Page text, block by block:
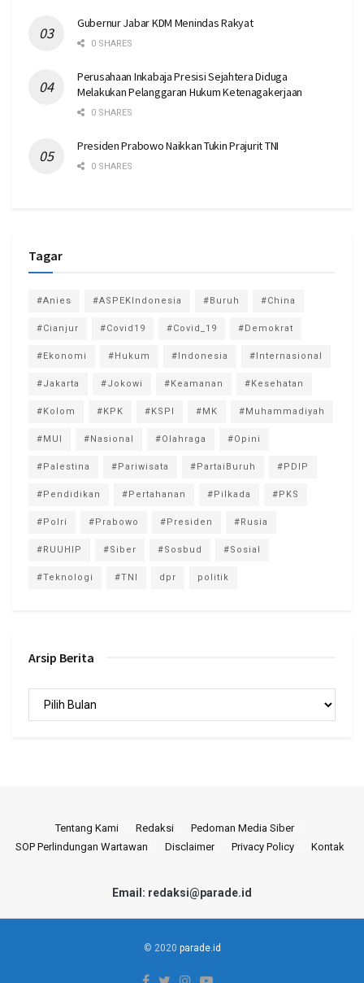
Gubernur Jabar KDM Menindas Rakyat
0 SHARES
Perusahaan Inkabaja Presisi Sejahtera Diduga
Melakukan Pelanggaran Hukum Ketenagakerjaan
0 SHARES
Presiden Prabowo Naikkan Tukin Prajurit TNI
0 SHARES
Tagar
#Anies #ASPEKIndonesia #Buruh #China
#Cianjur #Covid19 #Covid_19 #Demokrat
#Ekonomi #Hukum #Indonesia #Internasional
#Jakarta #Jokowi #Keamanan #Kesehatan
#Kolom #KPK #KSPI #MK #Muhammadiyah
#MUI #Nasional #Olahraga #Opini
#Palestina #Pariwisata #PartaiBuruh #PDIP
#Pendidikan #Pertahanan #Pilkada #PKS
#Polri #Prabowo #Presiden #Rusia
#RUUHIP #Siber #Sosbud #Sosial
#Teknologi #TNI dpr politik
Arsip Berita
Tentang Kami Redaksi
Pedoman Media Siber
SOP Perlindungan Wartawan
Disclaimer Privacy Policy Kontak
Email: redaksi@parade.id
© 2020 parade.id